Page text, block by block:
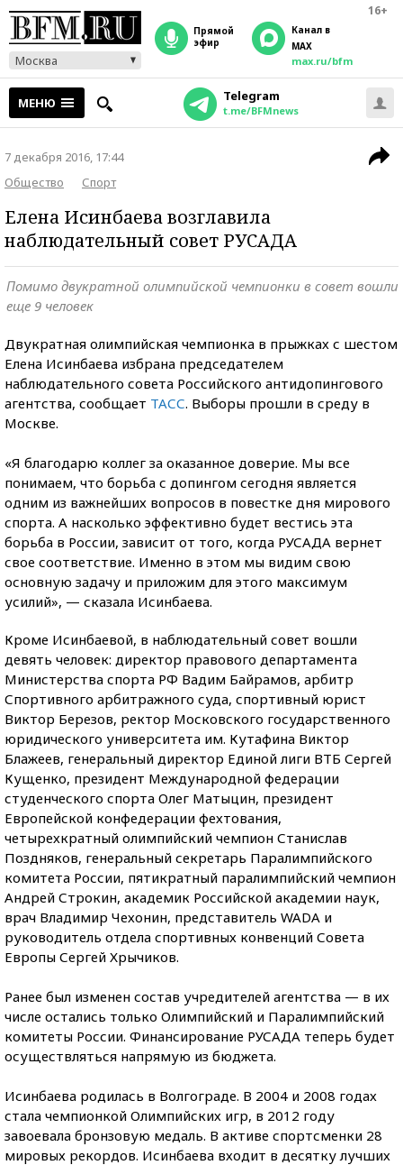
16+
Москва
прямой
эфир
Канал в
MAX
max.ru/bfm
МЕНЮ Telegram
t.me/BFMnews
7 декабря 2016, 17:44
Общество
Спорт
Елена Исинбаева возглавила
наблюдательный совет РУСАДА
Помимо двукратной олимпийской чемпионки в совет вошли
еще 9 человек
Двукратная олимпийская чемпионка в прыжках с шестом
Елена Исинбаева избрана председателем
наблюдательного совета Российского антидопингового
агентства, сообщает ТАСС. Выборы прошли в среду в
Москве.
«Я благодарю коллег за оказанное доверие. Мы все
понимаем, что борьба с допингом сегодня является
одним из важнейших вопросов в повестке дня мирового
спорта. А насколько эффективно будет вестись эта
борьба в России, зависит от того, когда РУСАДА вернет
свое соответствие. Именно в этом мы видим свою
основную задачу и приложим для этого максимум
усилий», — сказала Исинбаева.
Кроме Исинбаевой, в наблюдательный совет вошли
девять человек: директор правового департамента
Министерства спорта РФ Вадим Байрамов, арбитр
Спортивного арбитражного суда, спортивный юрист
Виктор Березов, ректор Московского государственного
юридического университета им. Кутафина Виктор
Блажеев, генеральный директор Единой лиги ВТБ Сергей
Кущенко, президент Международной федерации
студенческого спорта Олег Матыцин, президент
Европейской конфедерации фехтования,
четырехкратный олимпийский чемпион Станислав
Поздняков, генеральный секретарь Паралимпийского
комитета России, пятикратный паралимпийский чемпион
Андрей Строкин, академик Российской академии наук,
врач Владимир Чехонин, представитель WADA и
руководитель отдела спортивных конвенций Совета
Европы Сергей Хрычиков.
Ранее был изменен состав учредителей агентства — в их
числе остались только Олимпийский и Паралимпийский
комитеты России. Финансирование РУСАДА теперь будет
осуществляться напрямую из бюджета.
Исинбаева родилась в Волгограде. В 2004 и 2008 годах
стала чемпионкой Олимпийских игр, в 2012 году
завоевала бронзовую медаль. В активе спортсменки 28
мировых рекордов. Исинбаева входит в десятку лучших